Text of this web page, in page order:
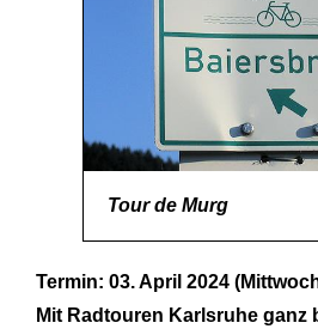
Tour de Murg
Termin: 03. April 2024
Mit Radtouren Karlsruhe ganz